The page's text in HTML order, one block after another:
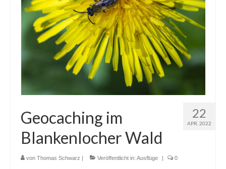
22
APR. 2022
Geocaching im
Blankenlocher Wald
von Thomas Schwarz Veröffentlicht in: Ausflüge 0